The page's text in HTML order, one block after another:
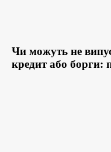
Чи можуть не
кредит або